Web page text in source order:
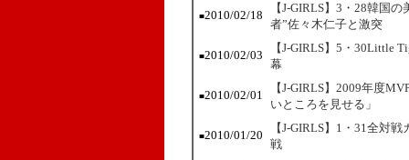
■2010/02/18
【J-GIRLS】3・28韓国
者”佐々木仁子と激突
■2010/02/03
【J-GIRLS】5・30Little
幕
■2010/02/01
【J-GIRLS】2009年度
いところを見せる」
■2010/01/20
【J-GIRLS】1・31全対
戦